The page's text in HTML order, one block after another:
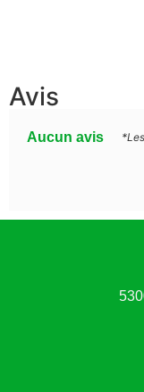
Avis
Aucun avis